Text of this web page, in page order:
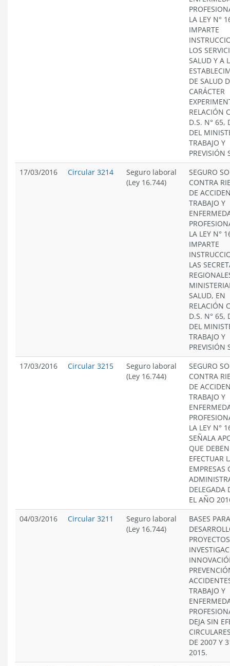
LA LEY N°
IMPARTE
LOS
SALUD Y A
DE SALUD
CARÁCTER
RELACIÓN
D.S. N° 65,
DEL
TRABAJO Y
PREVISIÓN
17/03/2016
Circular 3214
Seguro laboral
(Ley 16.744)
SEGURO
CONTRA
DE
TRABAJO Y
LA LEY N°
IMPARTE
LAS
SALUD, EN
RELACIÓN
D.S. N° 65,
DEL
TRABAJO Y
PREVISIÓN
17/03/2016
Circular 3215
Seguro laboral
(Ley 16.744)
SEGURO
CONTRA
DE
TRABAJO Y
LA LEY N°
SEÑALA
QUE DEBEN
EFECTUAR
EMPRESAS
DELEGADA
EL AÑO
04/03/2016
Circular 3211
Seguro laboral
(Ley 16.744)
BASES
TRABAJO Y
DEJA SIN
DE 2007 Y
2015.